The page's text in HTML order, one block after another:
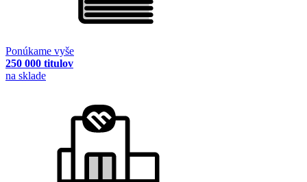
Ponúkame vyše
250 000 titulov
na sklade